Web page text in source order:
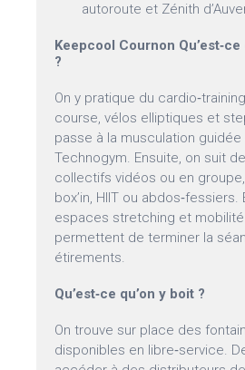
autoroute et Zénith
Keepcool Cournon
?
On y pratique du
course, vélos elliptiques et
passe à la musculation
Technogym. Ensuite, on suit
collectifs vidéos ou en groupe,
box’in, HIIT ou abdos‑fessiers.
espaces stretching et
permettent de terminer la
étirements.
Qu’est‑ce qu’on y boit ?
On trouve sur place des
disponibles en libre‑service.